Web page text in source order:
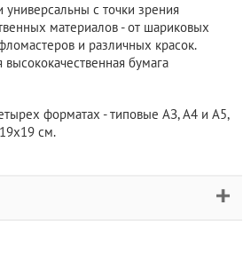
с точки зрения
материалов - от шариковых
и различных красок.
бумага
форматах - типовые АЗ, А4 и А5,
см.